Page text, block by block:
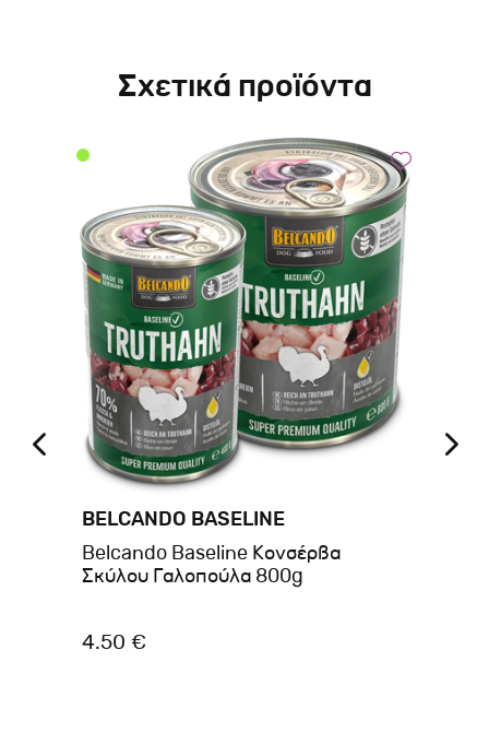
Σχετικά προϊόντα
BELCANDO BASELINE
Belcando Baseline Κονσέρβα
Σκύλου Γαλοπούλα 800g
4.50 €